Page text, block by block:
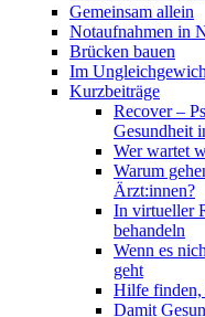
Gemeinsam allein
Notaufnahmen in
Brücken bauen
Im
Kurzbeiträge
Recover –
Gesundheit
Wer wartet
Warum
Ärzt:innen?
In virtueller
behandeln
Wenn es
geht
Hilfe finden,
Damit